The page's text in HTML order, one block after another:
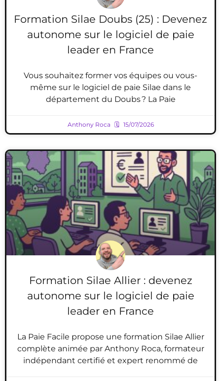
Formation Silae Doubs (25) : Devenez
autonome sur le logiciel de paie
leader en France
Vous souhaitez former vos équipes ou vous-
même sur le logiciel de paie Silae dans le
département du Doubs ? La Paie
Anthony Roca 15/07/2026
Formation Silae Allier : devenez
autonome sur le logiciel de paie
leader en France
La Paie Facile propose une formation Silae Allier
complète animée par Anthony Roca, formateur
indépendant certifié et expert renommé de